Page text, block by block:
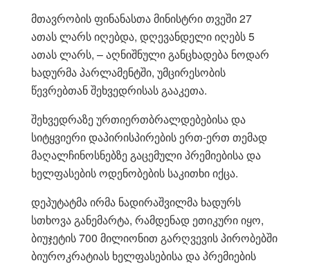
მთავრობის ფინანასთა მინისტრი თვეში 27
ათას ლარს იღებდა, დღევანდელი იღებს 5
ათას ლარს, – აღნიშნული განცხადება ნოდარ
ხადურმა პარლამენტში, უმცირესობის
წევრებთან შეხვედრისას გააკეთა.
შეხვედრაზე ურთიერთბრალდებებისა და
სიტყვიერი დაპირისპირების ერთ-ერთ თემად
მაღალჩინოსნებზე გაცემული პრემიებისა და
ხელფასების ოდენობების საკითხი იქცა.
დეპუტატმა ირმა ნადირაშვილმა ხადურს
სთხოვა განემარტა, რამდენად ეთიკური იყო,
ბიუჯეტის 700 მილიონით გარღვევის პირობებში
ბიუროკრატიას ხელფასებისა და პრემიების